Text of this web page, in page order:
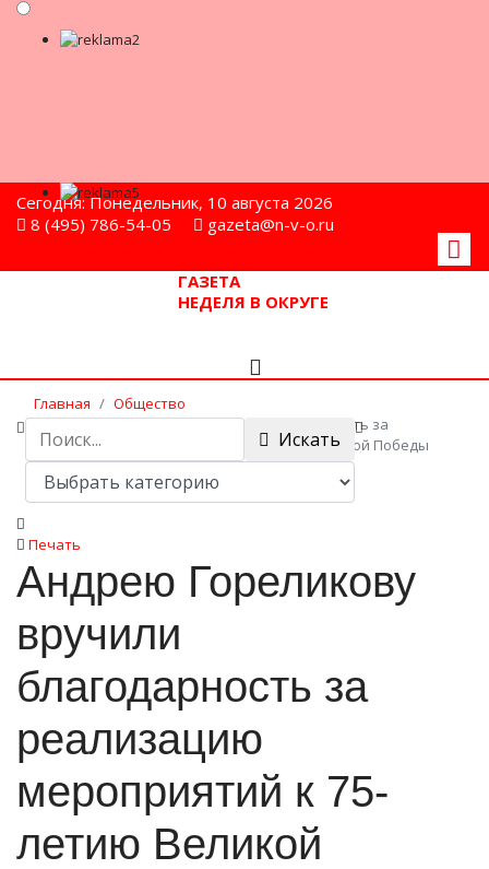
Сегодня: Понедельник, 10 августа 2026
8 (495) 786-54-05
gazeta@n-v-o.ru
ГАЗЕТА
НЕДЕЛЯ В ОКРУГЕ
Главная
Общество
Андрею Гореликову вручили благодарность за
реализацию мероприятий к 75-летию Великой Победы
Искать
Печать
Андрею Гореликову
вручили
благодарность за
реализацию
мероприятий к 75-
летию Великой